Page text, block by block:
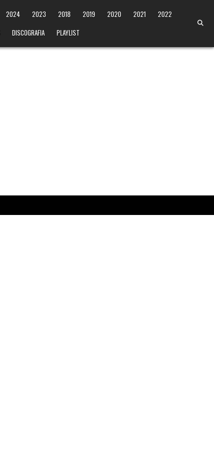
2024 2023 2018 2019 2020 2021
2022
DISCOGRAFIA PLAYLIST